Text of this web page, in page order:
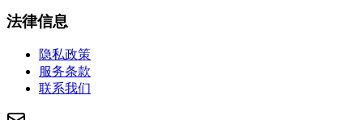
法律信息
隐私政策
服务条款
联系我们